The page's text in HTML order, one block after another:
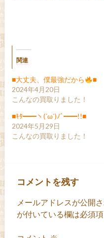
関連
■大丈夫、僕最強だから
■
2024年4月20日
こんなの買取りました！
■ｷﾀ━━ヽ(´ω`)ﾉﾞ━━!!■
2024年5月29日
こんなの買取りました！
コメントを残す
メールアドレスが公開
が付いている欄は必須